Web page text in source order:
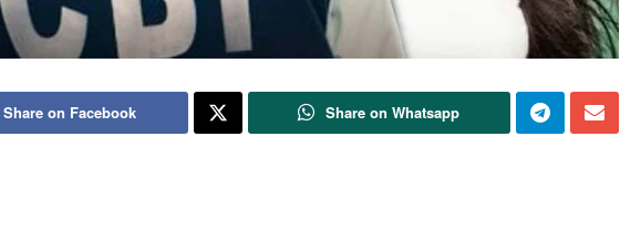
Share on Facebook Share on Whatsapp